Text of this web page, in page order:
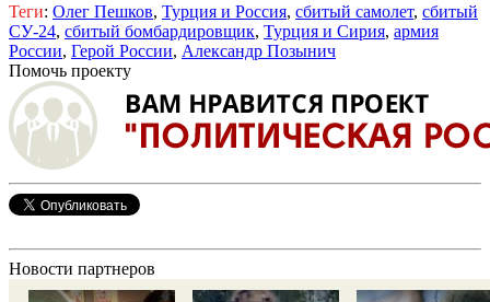
Теги: Олег Пешков, Турция и Россия, сбитый самолет, сбитый
СУ-24, сбитый бомбардировщик, Турция и Сирия, армия
России, Герой России, Александр Позынич
Помочь проекту
Новости партнеров